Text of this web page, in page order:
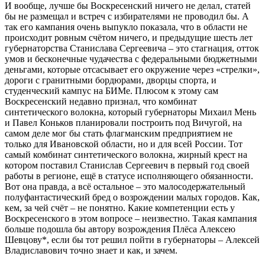
И вообще, лучше бы Воскресенский ничего не делал, статей
бы не размещал и встреч с избирателями не проводил бы. А
так его кампания очень выпукло показала, что в области не
происходит ровным счётом ничего, и предыдущие шесть лет
губернаторства Станислава Сергеевича – это стагнация, отток
умов и бесконечные чудачества с федеральными бюджетными
деньгами, которые отсасывает его окружение через «стрелки»,
дороги с гранитными бордюрами, дворцы спорта, и
студенческий кампус на БИМе. Плюсом к этому сам
Воскресенский недавно признал, что комбинат
синтетического волокна, который губернаторы Михаил Мень
и Павел Коньков планировали построить под Вичугой, на
самом деле мог бы стать флагманским предприятием не
только для Ивановской области, но и для всей России. Тот
самый комбинат синтетического волокна, жирный крест на
котором поставил Станислав Сергеевич в первый год своей
работы в регионе, ещё в статусе исполняющего обязанности.
Вот она правда, а всё остальное – это малосодержательный
полуфантастический бред о возрождении малых городов. Как,
кем, за чей счёт – не понятно. Какие компетенции есть у
Воскресенского в этом вопросе – неизвестно. Такая кампания
больше подошла бы автору возрождения Плёса Алексею
Шевцову*, если бы тот решил пойти в губернаторы – Алексей
Владиславович точно знает и как, и зачем.